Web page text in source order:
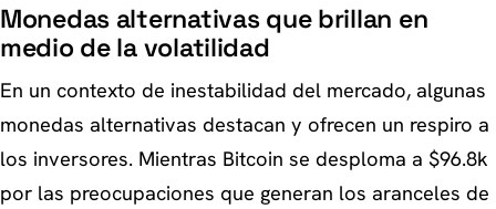
Monedas alternativas que brillan en
medio de la volatilidad
En un contexto de inestabilidad del mercado, algunas
monedas alternativas destacan y ofrecen un respiro a
los inversores. Mientras Bitcoin se desploma a $96.8k
por las preocupaciones que generan los aranceles de